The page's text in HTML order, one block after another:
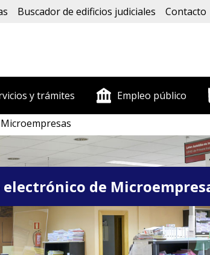
Buscador de edificios judiciales Contacto
y trámites Empleo público
electrónico de